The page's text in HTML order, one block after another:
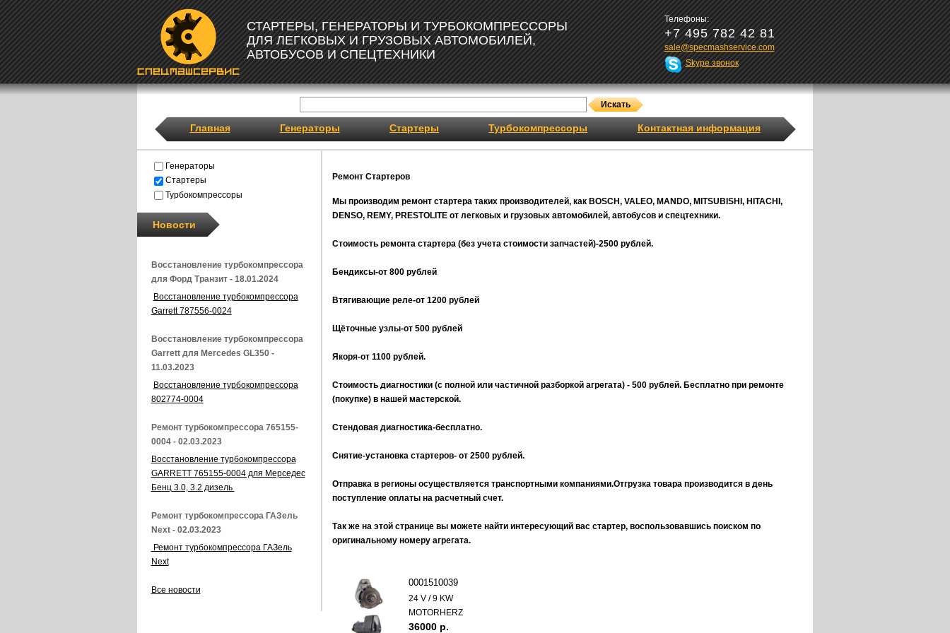
СТАРТЕРЫ, ГЕНЕРАТОРЫ И ТУРБОКОМПРЕССОРЫ
ДЛЯ ЛЕГКОВЫХ И ГРУЗОВЫХ АВТОМОБИЛЕЙ,
АВТОБУСОВ И СПЕЦТЕХНИКИ
Телефоны:
+7 495 782 42 81
sale@specmashservice.com
Skype звонок
Главная Генераторы Стартеры Турбокомпрессоры Контактная информация
Ремонт Стартеров
Мы производим ремонт стартера таких производителей, как BOSCH, VALEO, MANDO, MITSUBISHI, HITACHI,
DENSO, REMY, PRESTOLITE от легковых и грузовых автомобилей, автобусов и спецтехники.
Стоимость ремонта стартера (без учета стоимости запчастей)-2500 рублей.
Бендиксы-от 800 рублей
Втягивающие реле-от 1200 рублей
Щёточные узлы-от 500 рублей
Якоря-от 1100 рублей.
Стоимость диагностики (с полной или частичной разборкой агрегата) - 500 рублей. Бесплатно при ремонте
(покупке) в нашей мастерской.
Стендовая диагностика-бесплатно.
Снятие-установка стартеров- от 2500 рублей.
Отправка в регионы осуществляется транспортными компаниями.Отгрузка товара производится в день
поступление оплаты на расчетный счет.
Так же на этой странице вы можете найти интересующий вас стартер, воспользовавшись поиском по
оригинальному номеру агрегата.
0001510039
24 V / 9 KW
MOTORHERZ
36000 p.
Генераторы
Стартеры
Турбокомпрессоры
Новости
Восстановление турбокомпрессора
для Форд Транзит - 18.01.2024
Восстановление турбокомпрессора
Garrett 787556-0024
Восстановление турбокомпрессора
Garrett для Mercedes GL350 -
11.03.2023
Восстановление турбокомпрессора
802774-0004
Ремонт турбокомпрессора 765155-
0004 - 02.03.2023
Восстановление турбокомпрессора
GARRETT 765155-0004 для Мерседес
Бенц 3.0, 3.2 дизель
Ремонт турбокомпрессора ГАЗель
Next - 02.03.2023
Ремонт турбокомпрессора ГАЗель
Next
Все новости